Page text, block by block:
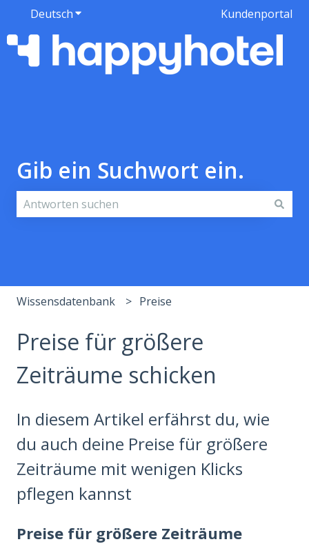
DeutschUntermenü für Übersetzungen anzeigen
Kundenportal
Gib ein Suchwort ein.
Wissensdatenbank Preise
Preise für größere
Zeiträume schicken
In diesem Artikel erfährst du, wie
du auch deine Preise für größere
Zeiträume mit wenigen Klicks
pflegen kannst
Preise für größere Zeiträume